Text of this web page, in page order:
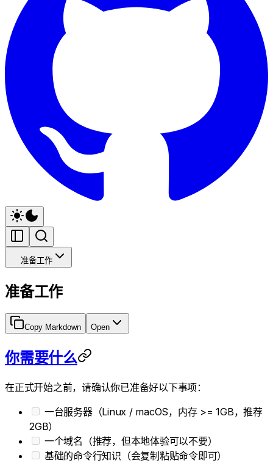
准备工作
准备工作
Copy Markdown Open
你需要什么
在正式开始之前，请确认你已准备好以下事项：
一台服务器（Linux / macOS，内存 >= 1GB，推荐
2GB）
一个域名（推荐，但本地体验可以不要）
基础的命令行知识（会复制粘贴命令即可）